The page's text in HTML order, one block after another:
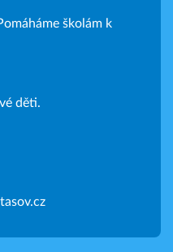
školám k
děti.